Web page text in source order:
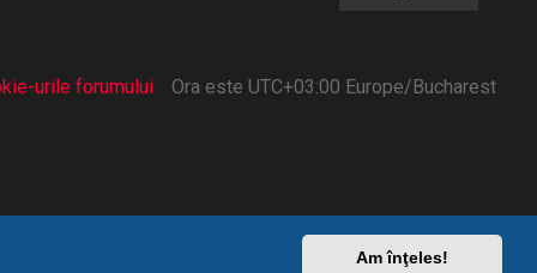
Am înţeles!
Ora este UTC+03:00 Europe/Bucharest
urile forumului